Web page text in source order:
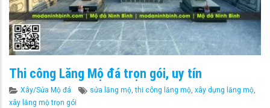
Thi công Lăng Mộ đá trọn gói, uy tín
Categories
Xây/Sửa Mộ đá Tags
sửa lăng mộ,thi công lăng mộ, xây dựng lăng mộ,
xây lăng mộ trọn gói